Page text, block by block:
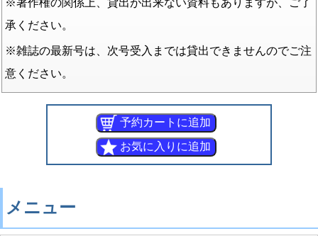
※著作権の関係上、貸出が出来ない資料もありますが、ご了
承ください。
※雑誌の最新号は、次号受入までは貸出できませんのでご注
意ください。
メニュー